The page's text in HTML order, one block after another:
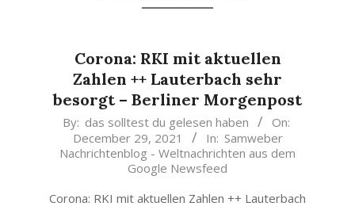
Corona: RKI mit aktuellen
Zahlen ++ Lauterbach sehr
besorgt – Berliner Morgenpost
2021-
29
By: das solltest du gelesen haben
On:
December 29, 2021
In: Samweber
Nachrichtenblog - Weltnachrichten aus dem
Google Newsfeed
Corona: RKI mit aktuellen Zahlen ++ Lauterbach